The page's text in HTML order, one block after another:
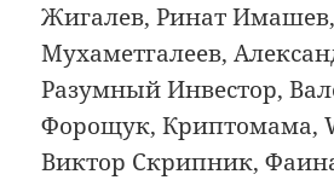
Жигалев, Ринат
Мухаметгалеев,
Разумный Инвестор,
Форощук, Криптомама,
Виктор Скрипник,